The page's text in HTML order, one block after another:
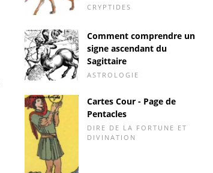
CRYPTIDES
Comment comprendre un
signe ascendant du
Sagittaire
ASTROLOGIE
Cartes Cour - Page de
Pentacles
DIRE DE LA FORTUNE ET
DIVINATION